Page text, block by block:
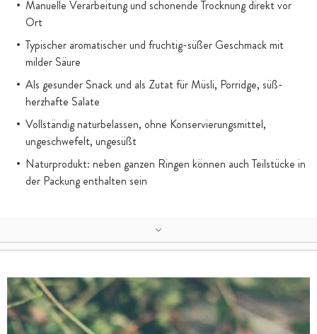
Manuelle Verarbeitung und schonende Trocknung direkt vor
Ort
Typischer aromatischer und fruchtig-süßer Geschmack mit
milder Säure
Als gesunder Snack und als Zutat für Müsli, Porridge, süß-
herzhafte Salate
Vollständig naturbelassen, ohne Konservierungsmittel,
ungeschwefelt, ungesüßt
Naturprodukt: neben ganzen Ringen können auch Teilstücke in
der Packung enthalten sein